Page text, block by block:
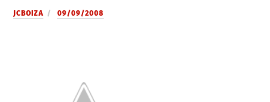
JCBOIZA 09/09/2008